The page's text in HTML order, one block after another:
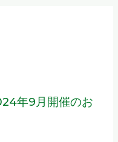
年9月開催のお